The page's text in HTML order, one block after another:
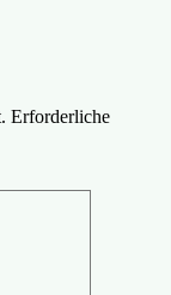
Erforderliche